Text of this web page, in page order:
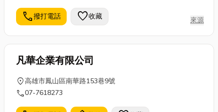
call撥打電話 favorite收藏 來源
凡華企業有限公司
location_on高雄市鳳山區南華路153巷9號
call07-7618273